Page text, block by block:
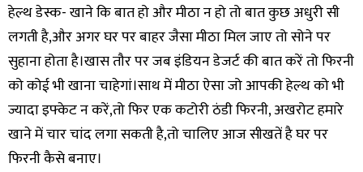
हेल्थ डेस्क- खाने कि बात हो और मीठा न हो तो बात कुछ अधुरी सी
लगती है,और अगर घर पर बाहर जैसा मीठा मिल जाए तो सोने पर
सुहाना होता है।खास तौर पर जब इंडियन डेजर्ट की बात करें तो फिरनी
को कोई भी खाना चाहेगां।साथ में मीठा ऐसा जो आपकी हेल्थ को भी
ज्यादा इफ्केट न करें,तो फिर एक कटोरी ठंडी फिरनी, अखरोट हमारे
खाने में चार चांद लगा सकती है,तो चालिए आज सीखतें है घर पर
फिरनी कैसे बनाए।